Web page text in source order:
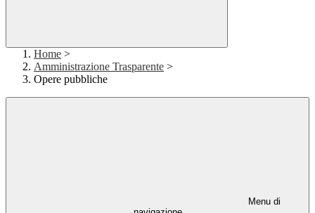
Home >
Amministrazione Trasparente >
Opere pubbliche
Menu di